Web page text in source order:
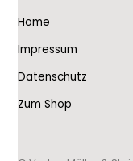
Home
Impressum
Datenschutz
Zum Shop